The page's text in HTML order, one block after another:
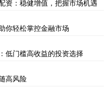
资：稳健增值，把握市场机遇
你轻松掌控金融市场
低门槛高收益的投资选择
高风险